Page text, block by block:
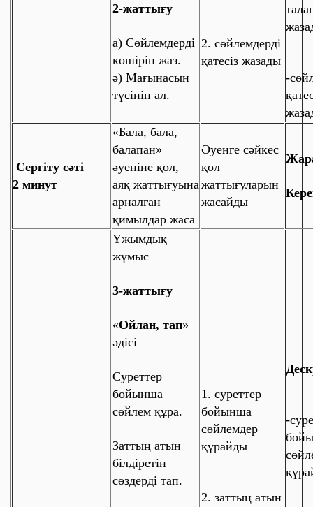
2-жаттығу
а) Сөйлемдерді
көшіріп жаз.
ә) Мағынасын
түсініп ал.
2. сөйлемдерді
қатесіз жазады
-
Сергіту сәті
2 минут
«Бала, бала,
балапан»
әуеніне қол,
аяқ жаттығуына
арналған
қимылдар жаса
Әуенге сәйкес
қол
жаттығуларын
жасайды
Ұжымдық
жұмыс
3-жаттығу
«Ойлан, тап»
әдісі
Суреттер
бойынша
сөйлем құра.
Заттың атын
білдіретін
сөздерді тап.
1. суреттер
бойынша
сөйлемдер
құрайды
2. заттың атын
-